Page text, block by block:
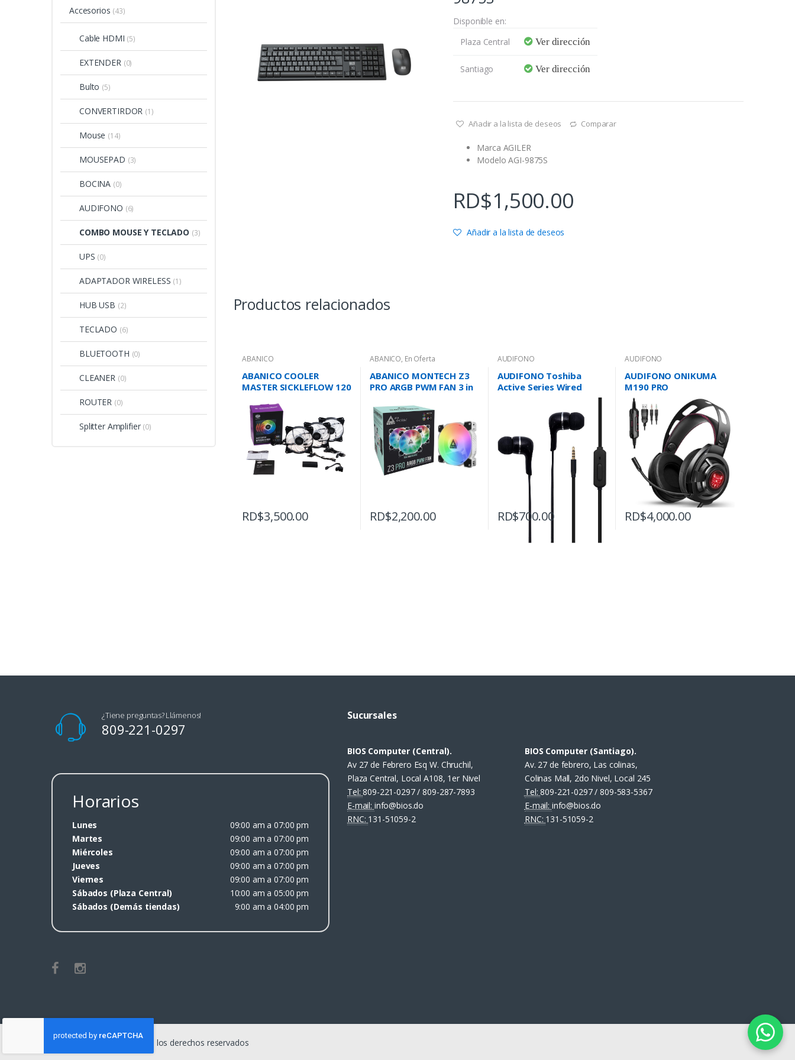
Disponible en:
Plaza Central
Ver dirección
Santiago Ver dirección
Añadir a la lista de deseos Comparar
Marca AGILER
Modelo AGI-9875S
RD$1,500.00
Añadir a la lista de deseos
Productos relacionados
ABANICO
ABANICO COOLER
MASTER SICKLEFLOW 120
RD$3,500.00
ABANICO, En Oferta
ABANICO MONTECH Z3
PRO ARGB PWM FAN 3 in
RD$2,200.00
AUDIFONO
AUDIFONO Toshiba
Active Series Wired
RD$700.00
AUDIFONO
AUDIFONO ONIKUMA
M190 PRO
RD$4,000.00
Accesorios (43)
Cable HDMI (5)
EXTENDER (0)
Bulto (5)
CONVERTIRDOR (1)
Mouse (14)
MOUSEPAD (3)
BOCINA (0)
AUDIFONO (6)
COMBO MOUSE Y TECLADO (3)
UPS (0)
ADAPTADOR WIRELESS (1)
HUB USB (2)
TECLADO (6)
BLUETOOTH (0)
CLEANER (0)
ROUTER (0)
Splitter Amplifier (0)
Sucursales
BIOS Computer (Central).
Av 27 de Febrero Esq W. Chruchil,
Plaza Central, Local A108, 1er Nivel
Tel:809-221-0297 / 809-287-7893
E-mail: info@bios.do
RNC: 131-51059-2
BIOS Computer (Santiago).
Av. 27 de febrero, Las colinas,
Colinas Mall, 2do Nivel, Local 245
Tel:809-221-0297 / 809-583-5367
E-mail: info@bios.do
RNC: 131-51059-2
¿Tiene preguntas? Llámenos!
809-221-0297
Horarios
Lunes
09:00 am a 07:00 pm
Martes
09:00 am a 07:00 pm
Miércoles
09:00 am a 07:00 pm
Jueves
09:00 am a 07:00 pm
Viernes
09:00 am a 07:00 pm
Sábados (Plaza Central)
10:00 am a 05:00 pm
Sábados (Demás tiendas)
9:00 am a 04:00 pm
© Bios Computer - Todos los derechos reservados